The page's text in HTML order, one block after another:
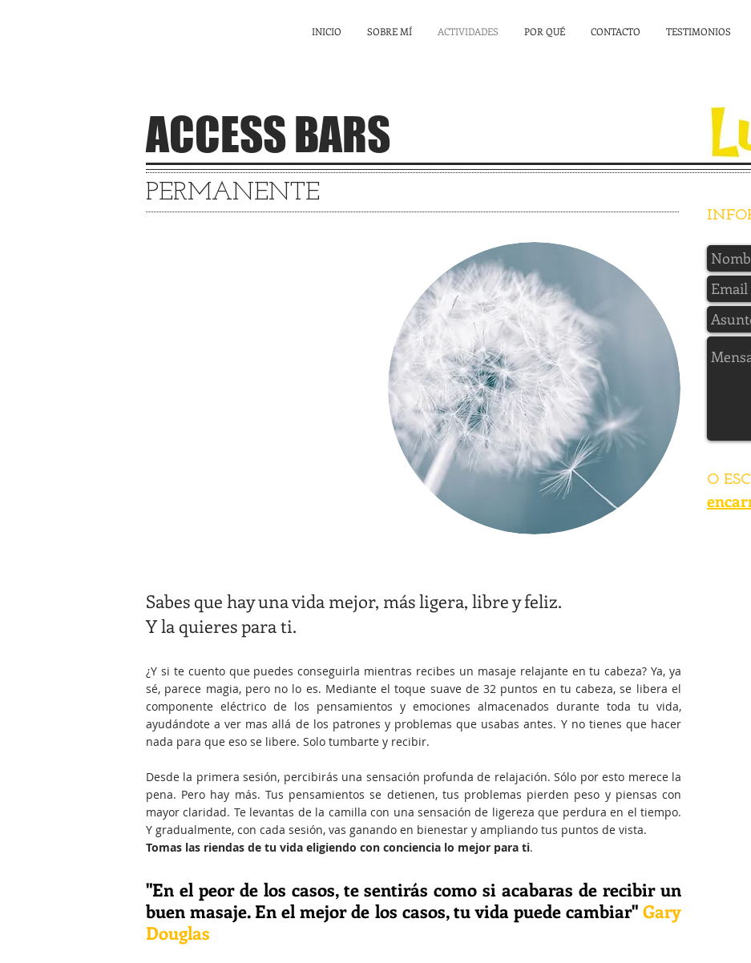
INICIO SOBRE MÍ ACTIVIDADES POR QUÉ CONTACTO TESTIMONIOS
ACCESS BARS
PERMANENTE
O
Sabes que hay una vida mejor, más ligera, libre y feliz.
Y la quieres para ti.
¿Y si te cuento que puedes conseguirla mientras recibes un masaje relajante en tu cabeza? Ya, ya
sé, parece magia, pero no lo es. Mediante el toque suave de 32 puntos en tu cabeza, se libera el
componente eléctrico de los pensamientos y emociones almacenados durante toda tu vida,
ayudándote a ver mas allá de los patrones y problemas que usabas antes. Y no tienes que hacer
nada para que eso se libere. Solo tumbarte y recibir.
Desde la primera sesión, percibirás una sensación profunda de relajación. Sólo por esto merece la
pena. Pero hay más. Tus pensamientos se detienen, tus problemas pierden peso y piensas con
mayor claridad. Te levantas de la camilla con una sensación de ligereza que perdura en el tiempo.
Y gradualmente, con cada sesión, vas ganando en bienestar y ampliando tus puntos de vista.
Tomas las riendas de tu vida eligiendo con conciencia lo mejor para ti.
"En el peor de los casos, te sentirás como si acabaras de recibir un
buen masaje. En el mejor de los casos, tu vida puede cambiar" Gary
Douglas